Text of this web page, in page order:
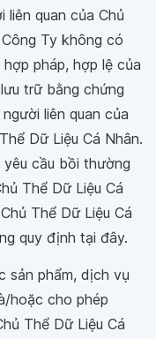
liên quan của Chủ
Ty không có
pháp, hợp lệ của
trữ bằng chứng
liên quan của
Dữ Liệu Cá Nhân.
cầu bồi thường
Thể Dữ Liệu Cá
Thể Dữ Liệu Cá
quy định tại đây.
sản phẩm, dịch vụ
hoặc cho phép
Thể Dữ Liệu Cá